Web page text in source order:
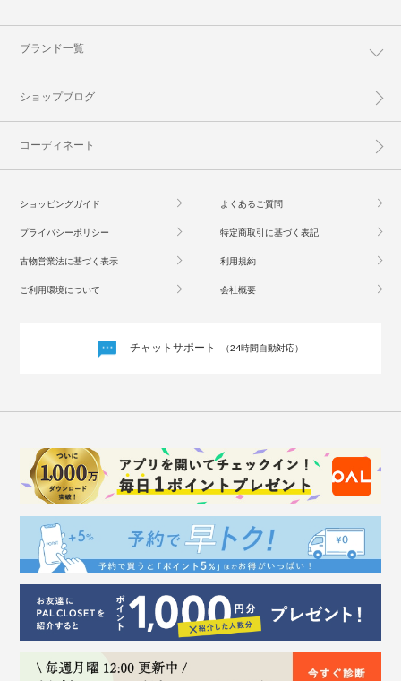
ブランド一覧
ショップブログ
コーディネート
ショッピングガイド よくあるご質問
プライバシーポリシー 特定商取引に基づく表記
古物営業法に基づく表示 利用規約
ご利用環境について 会社概要
チャットサポート （24時間自動対応）